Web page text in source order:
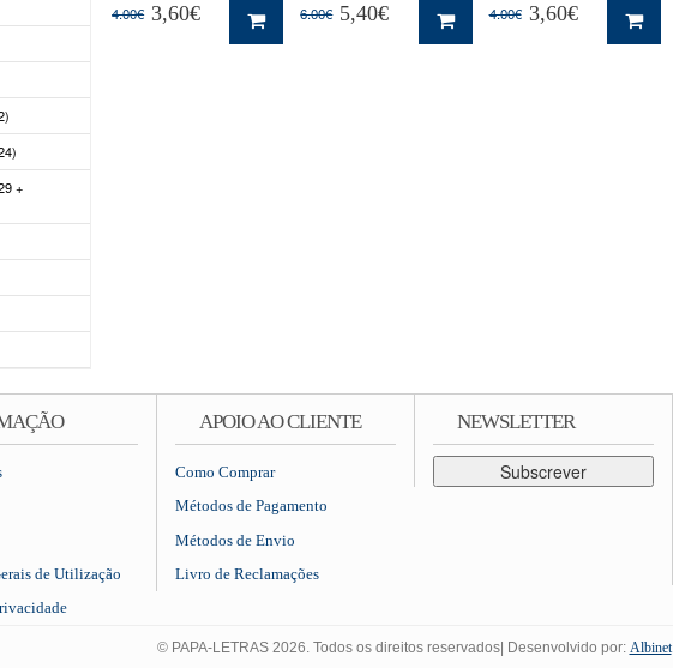
+
4.00€ 3,60€ 6.00€ 5,40€ 4.00€ 3,60€
de Utilização
APOIO AO CLIENTE
Como Comprar
Métodos de Pagamento
Métodos de Envio
Livro de Reclamações
NEWSLETTER
Subscrever
© PAPA-LETRAS 2026. Todos os direitos reservados| Desenvolvido por: Albinet